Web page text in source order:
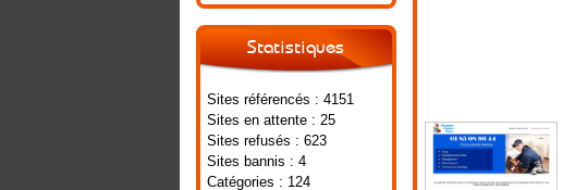
Statistiques
Sites référencés : 4151
Sites en attente : 25
Sites refusés : 623
Sites bannis : 4
Catégories : 124